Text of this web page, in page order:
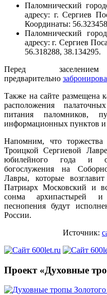
Паломнический
адресу: г. Сергиев
Координаты:
Паломнический
адресу: г. Сергиев
56.318288, 38.134295.
Перед
предварительно
Также на сайте размещена
расположения
питания паломников,
информационных пунктов и
Напомним, что
Троицкой Сергиевой
юбилейного года и
богослужения на
Лавры, которые
Патриарх Московский и
сонма архипастырей и
песнопения будут
России.
Источник:
Проект «Духовные